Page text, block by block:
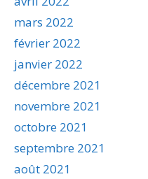
mars 2022
février 2022
janvier 2022
décembre 2021
novembre 2021
octobre 2021
septembre 2021
août 2021